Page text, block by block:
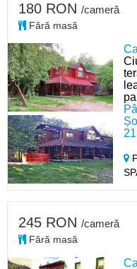
180 RON /cameră
Fără masă
245 RON /cameră
Fără masă